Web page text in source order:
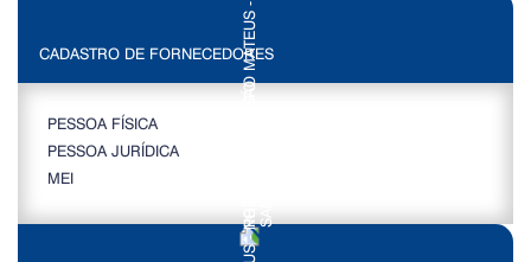
CADASTRO DE FORNECEDORES
PESSOA FÍSICA
PESSOA JURÍDICA
MEI